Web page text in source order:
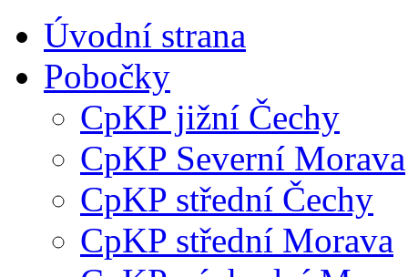
Úvodní strana
Pobočky
CpKP jižní Čechy
CpKP Severní Morava
CpKP střední Čechy
CpKP střední Morava